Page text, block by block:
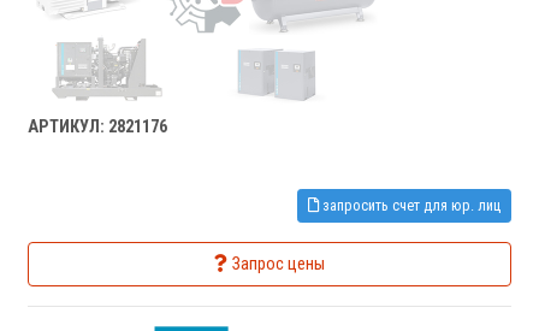
АРТИКУЛ: 2821176
запросить счет для юр. лиц
Запрос цены